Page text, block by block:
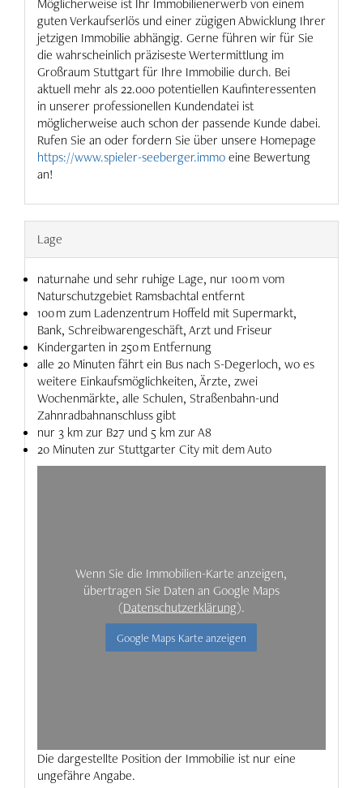
Möglicherweise ist Ihr Immobilienerwerb von einem
guten Verkaufserlös und einer zügigen Abwicklung Ihrer
jetzigen Immobilie abhängig. Gerne führen wir für Sie
die wahrscheinlich präziseste Wertermittlung im
Großraum Stuttgart für Ihre Immobilie durch. Bei
aktuell mehr als 22.000 potentiellen Kaufinteressenten
in unserer professionellen Kundendatei ist
möglicherweise auch schon der passende Kunde dabei.
Rufen Sie an oder fordern Sie über unsere Homepage
https://www.spieler-seeberger.immoeine Bewertung
an!
Lage
naturnahe und sehr ruhige Lage, nur 100 m vom
Naturschutzgebiet Ramsbachtal entfernt
100 m zum Ladenzentrum Hoffeld mit Supermarkt,
Bank, Schreibwarengeschäft, Arzt und Friseur
Kindergarten in 250 m Entfernung
alle 20 Minuten fährt ein Bus nach S-Degerloch, wo es
weitere Einkaufsmöglichkeiten, Ärzte, zwei
Wochenmärkte, alle Schulen, Straßenbahn-und
Zahnradbahnanschluss gibt
nur 3 km zur B27 und 5 km zur A8
20 Minuten zur Stuttgarter City mit dem Auto
Wenn Sie die Immobilien-Karte anzeigen,
übertragen Sie Daten an Google Maps
(Datenschutzerklärung).
Google Maps Karte anzeigen
Die dargestellte Position der Immobilie ist nur eine
ungefähre Angabe.